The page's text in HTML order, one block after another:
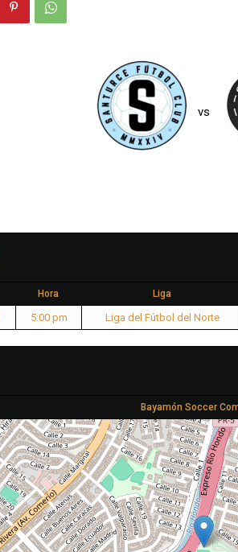
vs
Hora Liga
5:00 pm Liga del Fútbol del Norte
Bayamón Soccer